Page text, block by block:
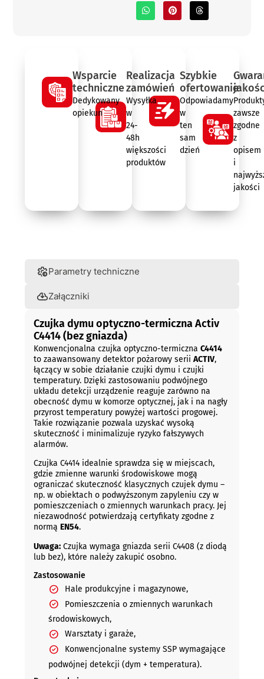
Wsparcie
techniczne
Dedykowany
opiekun
Realizacja
zamówień
Wysyłka
w
24-
48h
większości
produktów
Szybkie
ofertowanie
Odpowiadamy
w
ten
sam
dzień
zawsze
zgodne
z
opisem
i
jakości
Parametry techniczne
Załączniki
Czujka dymu optyczno-termiczna Activ
C4414 (bez gniazda)
Konwencjonalna czujka optyczno-termiczna C4414
to zaawansowany detektor pożarowy serii ACTIV,
łączący w sobie działanie czujki dymu i czujki
temperatury. Dzięki zastosowaniu podwójnego
układu detekcji urządzenie reaguje zarówno na
obecność dymu w komorze optycznej, jak i na nagły
przyrost temperatury powyżej wartości progowej.
Takie rozwiązanie pozwala uzyskać wysoką
skuteczność i minimalizuje ryzyko fałszywych
alarmów.
Czujka C4414 idealnie sprawdza się w miejscach,
gdzie zmienne warunki środowiskowe mogą
ograniczać skuteczność klasycznych czujek dymu –
np. w obiektach o podwyższonym zapyleniu czy w
pomieszczeniach o zmiennych warunkach pracy. Jej
niezawodność potwierdzają certyfikaty zgodne z
normą EN54.
Uwaga:Czujka wymaga gniazda serii C4408 (z diodą
lub bez), które należy zakupić osobno.
Zastosowanie
Hale produkcyjne i magazynowe,
Pomieszczenia o zmiennych warunkach
środowiskowych,
Warsztaty i garaże,
Konwencjonalne systemy SSP wymagające
podwójnej detekcji (dym + temperatura).